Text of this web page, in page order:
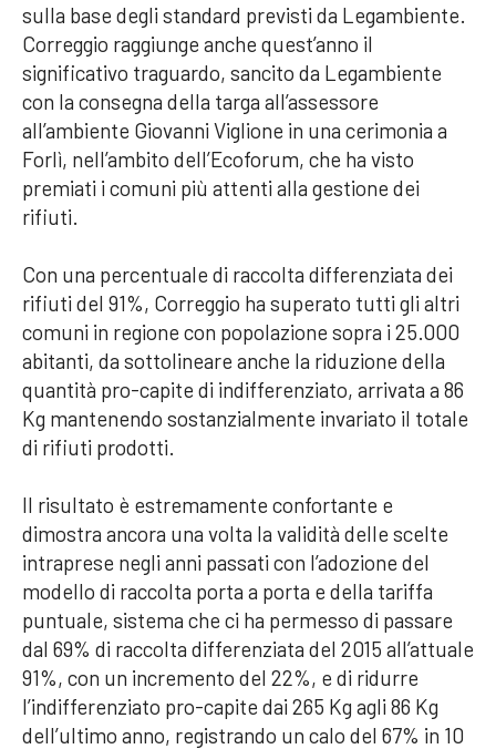
sulla base degli standard previsti da Legambiente.
Correggio raggiunge anche quest’anno il
significativo traguardo, sancito da Legambiente
con la consegna della targa all’assessore
all’ambiente Giovanni Viglione in una cerimonia a
Forlì, nell’ambito dell’Ecoforum, che ha visto
premiati i comuni più attenti alla gestione dei
rifiuti.
Con una percentuale di raccolta differenziata dei
rifiuti del 91%, Correggio ha superato tutti gli altri
comuni in regione con popolazione sopra i 25.000
abitanti, da sottolineare anche la riduzione della
quantità pro-capite di indifferenziato, arrivata a 86
Kg mantenendo sostanzialmente invariato il totale
di rifiuti prodotti.
Il risultato è estremamente confortante e
dimostra ancora una volta la validità delle scelte
intraprese negli anni passati con l’adozione del
modello di raccolta porta a porta e della tariffa
puntuale, sistema che ci ha permesso di passare
dal 69% di raccolta differenziata del 2015 all’attuale
91%, con un incremento del 22%, e di ridurre
l’indifferenziato pro-capite dai 265 Kg agli 86 Kg
dell’ultimo anno, registrando un calo del 67% in 10